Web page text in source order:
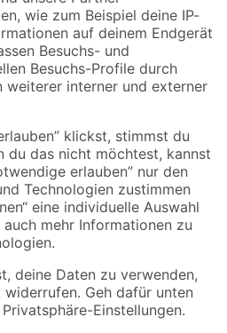
Versandarten
Die dargestellten Angebote sind unter
Die angegebenen Verfügbarkeiten beziehen